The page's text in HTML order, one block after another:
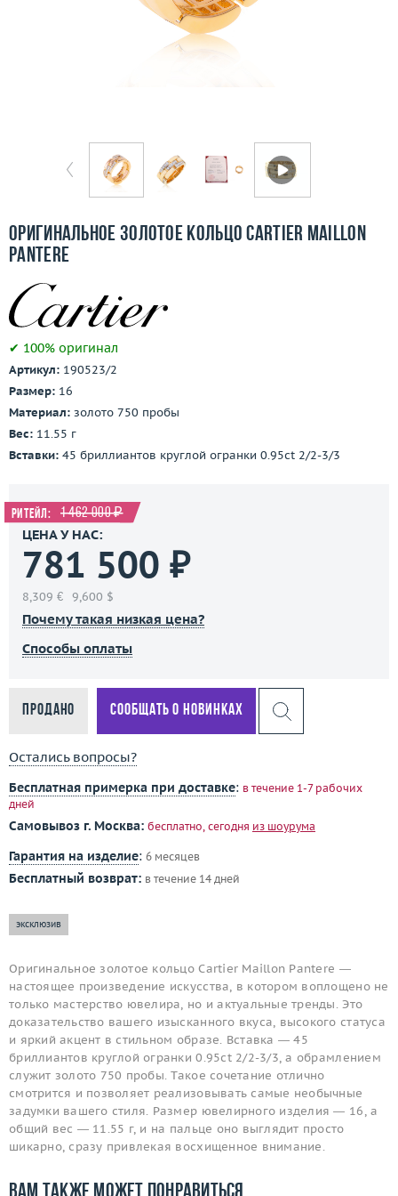
Бесплатная доставка
Контакты
Оригинальное золотое кольцо Cartier Maillon
Pantere
✔ 100% оригинал
Артикул: 190523/2
Размер: 16
Материал: золото 750 пробы
Вес: 11.55 г
Вставки: 45 бриллиантов круглой огранки 0.95ct 2/2-3/3
Ритейл: 1 462 000 ₽
ЦЕНА У НАС:
781 500 ₽
8,309 € 9,600 $
Почему такая низкая цена?
Способы оплаты
Продано Сообщать о новинках
Остались вопросы?
Бесплатная примерка при доставке: в течение 1-7 рабочих
дней
Самовывоз г. Москва: бесплатно, сегодня из шоурума
Гарантия на изделие: 6 месяцев
Бесплатный возврат: в течение 14 дней
эксклюзив
Оригинальное золотое кольцо Cartier Maillon Pantere —
настоящее произведение искусства, в котором воплощено не
только мастерство ювелира, но и актуальные тренды. Это
доказательство вашего изысканного вкуса, высокого статуса
и яркий акцент в стильном образе. Вставка — 45
бриллиантов круглой огранки 0.95ct 2/2-3/3, а обрамлением
служит золото 750 пробы. Такое сочетание отлично
смотрится и позволяет реализовывать самые необычные
задумки вашего стиля. Размер ювелирного изделия — 16, а
общий вес — 11.55 г, и на пальце оно выглядит просто
шикарно, сразу привлекая восхищенное внимание.